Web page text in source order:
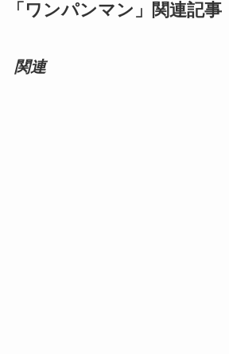
「ワンパンマン」関連記事
関連